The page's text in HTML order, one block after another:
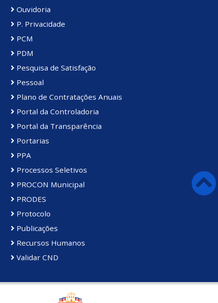
Ouvidoria
P. Privacidade
PCM
PDM
Pesquisa de Satisfação
Pessoal
Plano de Contratações Anuais
Portal da Controladoria
Portal da Transparência
Portarias
PPA
Processos Seletivos
PROCON Municipal
PRODES
Protocolo
Publicações
Recursos Humanos
Validar CND